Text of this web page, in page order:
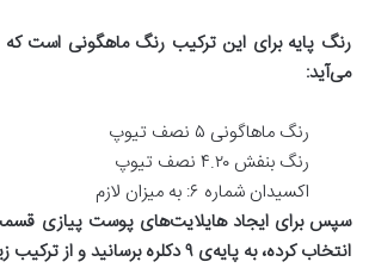
رنگ پایه برای این ترکیب رنگ ماهگونی است که
می‌آید:
رنگ ماهاگونی ۵ نصف تیوپ
رنگ بنفش ۴.۲۰ نصف تیوپ
اکسیدان شماره ۶: به میزان لازم
سپس برای ایجاد هایلایت‌های پوست پیازی
انتخاب کرده، به پایه‌ی ۹دکلره برسانید و از ترکیب